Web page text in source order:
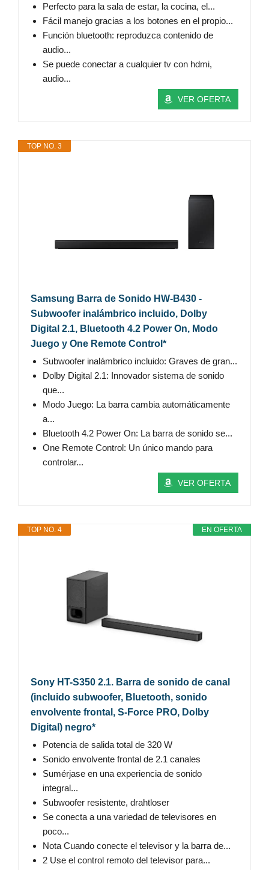
Perfecto para la sala de estar, la cocina, el...
Fácil manejo gracias a los botones en el propio...
Función bluetooth: reproduzca contenido de
audio...
Se puede conectar a cualquier tv con hdmi,
audio...
VER OFERTA
TOP NO. 3
Samsung Barra de Sonido HW-B430 -
Subwoofer inalámbrico incluido, Dolby
Digital 2.1, Bluetooth 4.2 Power On, Modo
Juego y One Remote Control*
Subwoofer inalámbrico incluido: Graves de gran...
Dolby Digital 2.1: Innovador sistema de sonido
que...
Modo Juego: La barra cambia automáticamente
a...
Bluetooth 4.2 Power On: La barra de sonido se...
One Remote Control: Un único mando para
controlar...
VER OFERTA
EN OFERTA
TOP NO. 4
Sony HT-S350 2.1. Barra de sonido de canal
(incluido subwoofer, Bluetooth, sonido
envolvente frontal, S-Force PRO, Dolby
Digital) negro*
Potencia de salida total de 320 W
Sonido envolvente frontal de 2.1 canales
Sumérjase en una experiencia de sonido
integral...
Subwoofer resistente, drahtloser
Se conecta a una variedad de televisores en
poco...
Nota Cuando conecte el televisor y la barra de...
2 Use el control remoto del televisor para...